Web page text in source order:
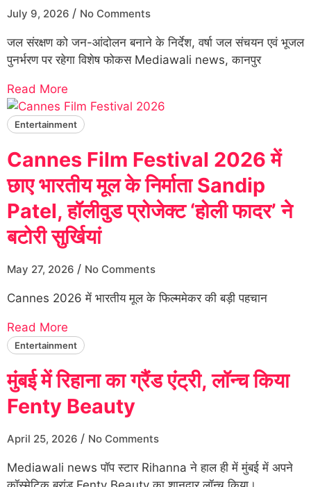
July 9, 2026 / No Comments
जल संरक्षण को जन-आंदोलन बनाने के निर्देश, वर्षा जल संचयन एवं भूजल
पुनर्भरण पर रहेगा विशेष फोकस Mediawali news, कानपुर
Read More
Entertainment
Cannes Film Festival 2026 में
छाए भारतीय मूल के निर्माता Sandip
Patel, हॉलीवुड प्रोजेक्ट ‘होली फादर’ ने
बटोरी सुर्खियां
May 27, 2026 / No Comments
Cannes 2026 में भारतीय मूल के फिल्ममेकर की बड़ी पहचान
Read More
Entertainment
मुंबई में रिहाना का ग्रैंड एंट्री, लॉन्च किया
Fenty Beauty
April 25, 2026 / No Comments
Mediawali news पॉप स्टार Rihanna ने हाल ही में मुंबई में अपने